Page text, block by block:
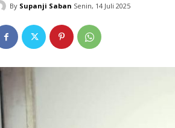
By Supanji Saban Senin, 14 Juli 2025